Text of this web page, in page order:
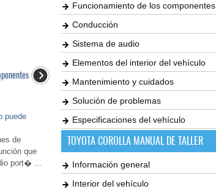
puede
de
que
port� ...
Funcionamiento de los componentes
Conducción
Sistema de audio
Elementos del interior del vehículo
Mantenimiento y cuidados
Solución de problemas
Especificaciones del vehículo
TOYOTA COROLLA MANUAL DE TALLER
Información general
Interior del vehículo